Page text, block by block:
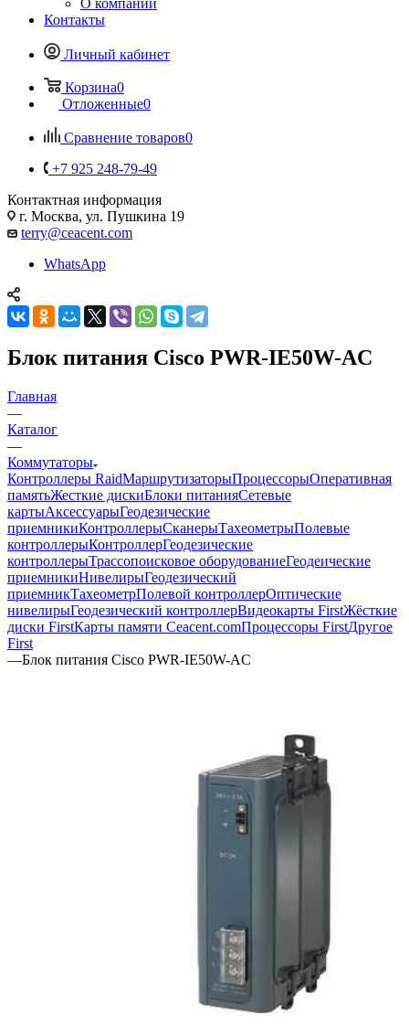
О компании
Контакты
Личный кабинет
Корзина0
Отложенные0
Сравнение товаров0
+7 925 248-79-49
Контактная информация
г. Москва, ул. Пушкина 19
terry@ceacent.com
WhatsApp
Блок питания Cisco PWR-IE50W-AC
Главная
—
Каталог
—
Коммутаторы
Контроллеры RaidМаршрутизаторыПроцессорыОперативная
памятьЖесткие дискиБлоки питанияСетевые
картыАксессуарыГеодезические
приемникиКонтроллерыСканерыТахеометрыПолевые
контроллерыКонтроллерГеодезические
контроллерыТрассопоисковое оборудованиеГеодеические
приемникиНивелирыГеодезический
приемникТахеометрПолевой контроллерОптические
нивелирыГеодезический контроллерВидеокарты FirstЖёсткие
диски FirstКарты памяти Ceacent.comПроцессоры FirstДругое
First
—Блок питания Cisco PWR-IE50W-AC